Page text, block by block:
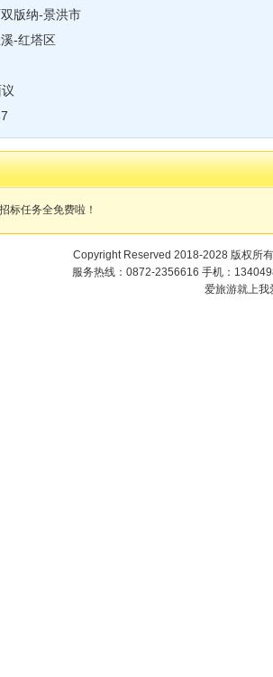
版纳-景洪市
-红塔区
招标任务全免费啦！
Copyright Reserved 2018-2028 版权所
服务热线：0872-2356616 手机：
爱旅游就上我